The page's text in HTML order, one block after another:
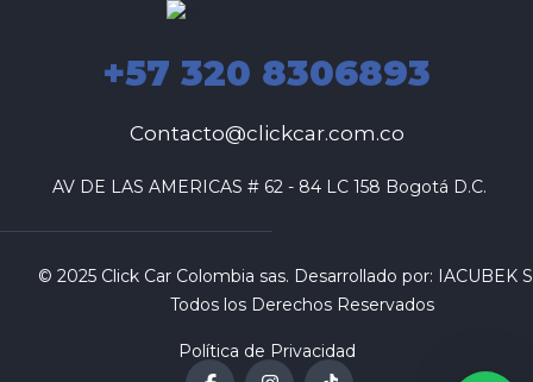
+57 320 8306893
Contacto@clickcar.com.co
AV DE LAS AMERICAS # 62 - 84 LC 158 Bogotá D.C.
© 2025 Click Car Colombia sas. Desarrollado por: IACUBEK
Todos los Derechos Reservados
Política de Privacidad